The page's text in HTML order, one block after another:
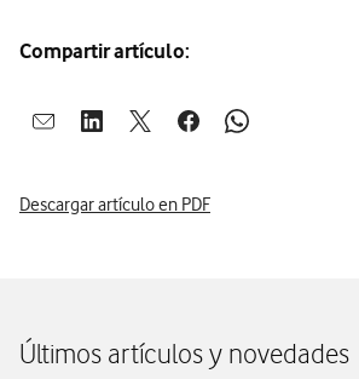
Compartir artículo:
Abrir ventana para compartir en mail
Abrir ventana para compartir en
Abrir ventana para compartir
Abrir ventana para
Abrir ventana
Descargar artículo en PDF
Últimos artículos y novedades